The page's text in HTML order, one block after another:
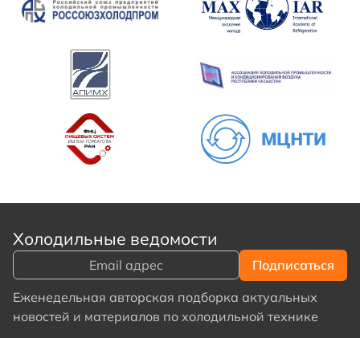
Холодильные ведомости
Еженедельная авторская подборка актуальных
новостей и материалов по холодильной технике